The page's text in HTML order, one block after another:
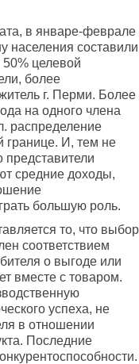
в январе-феврале
населения составили
целевой
более
г. Перми. Более
на одного члена
распределение
границе. И, тем не
представители
средние доходы,
большую роль.
то, что выбор
соответствием
о выгоде или
вместе с товаром.
успеха, не
в отношении
Последние